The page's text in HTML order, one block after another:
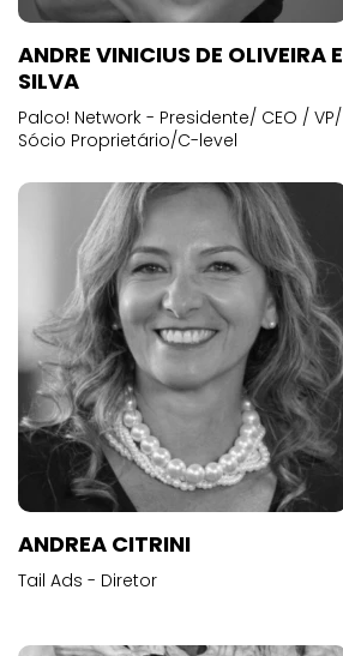
ANDRE VINICIUS DE OLIVEIRA E
SILVA
Palco! Network - Presidente/ CEO / VP/
Sócio Proprietário/C-level
ANDREA CITRINI
Tail Ads - Diretor